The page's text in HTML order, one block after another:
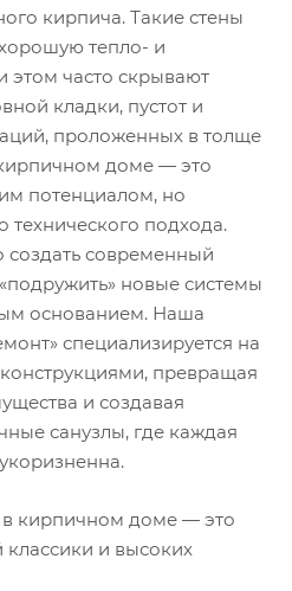
кирпича. Такие стены
тепло- и
этом часто скрывают
кладки, пустот и
проложенных в толще
доме — это
потенциалом, но
технического подхода.
современный
новые системы
основанием. Наша
специализируется на
превращая
и создавая
санузлы, где каждая
кирпичном доме — это
классики и высоких